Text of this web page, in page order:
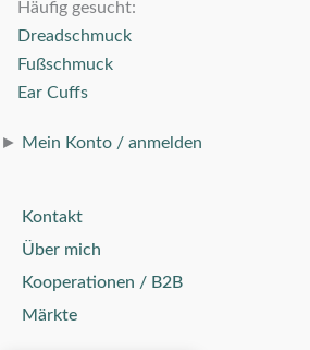
Häufig gesucht:
Dreadschmuck
Fußschmuck
Ear Cuffs
► Mein Konto / anmelden
Kontakt
Über mich
Kooperationen / B2B
Märkte